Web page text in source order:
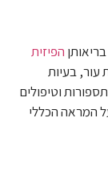
הפיזית
עור, בעיות
וטיפולים
המראה הכללי